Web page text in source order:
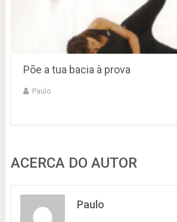
Põe a tua bacia à prova
Paulo
ACERCA DO AUTOR
Paulo